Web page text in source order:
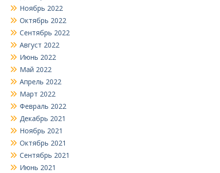
Ноябрь 2022
Октябрь 2022
Сентябрь 2022
Август 2022
Июнь 2022
Май 2022
Апрель 2022
Март 2022
Февраль 2022
Декабрь 2021
Ноябрь 2021
Октябрь 2021
Сентябрь 2021
Июнь 2021